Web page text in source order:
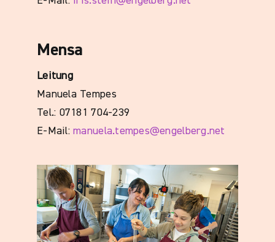
Mensa
Leitung
Manuela Tempes
Tel.: 07181 704-239
E-Mail:manuela.tempes@engelberg.net